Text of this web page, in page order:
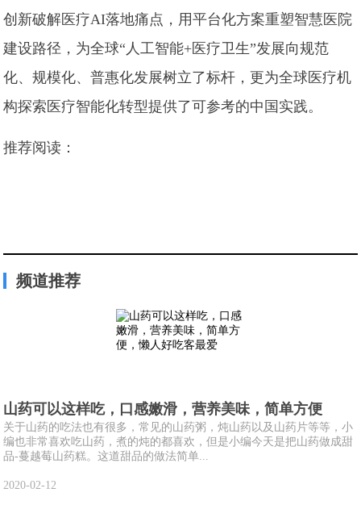
创新破解医疗AI落地痛点，用平台化方案重塑智慧医院
建设路径，为全球“人工智能+医疗卫生”发展向规范
化、规模化、普惠化发展树立了标杆，更为全球医疗机
构探索医疗智能化转型提供了可参考的中国实践。
推荐阅读：
频道推荐
山药可以这样吃，口感嫩滑，营养美味，简单方便
关于山药的吃法也有很多，常见的山药粥，炖山药以及山药片等等，小
编也非常喜欢吃山药，煮的炖的都喜欢，但是小编今天是把山药做成甜
品-蔓越莓山药糕。这道甜品的做法简单...
2020-02-12